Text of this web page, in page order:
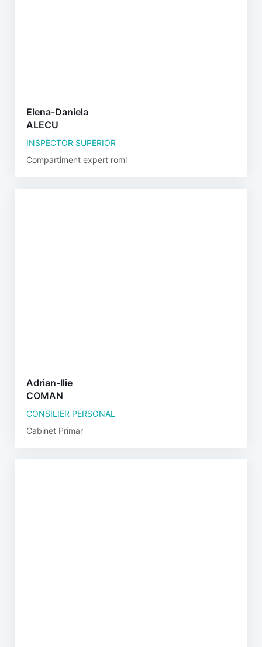
Elena-Daniela
ALECU
INSPECTOR SUPERIOR
Compartiment expert romi
Adrian-Ilie
COMAN
CONSILIER PERSONAL
Cabinet Primar